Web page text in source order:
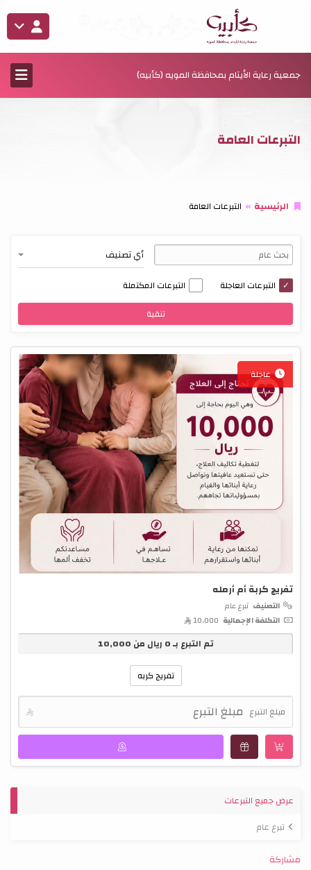
جمعية رعاية الأيتام بمحافظة المويه (كأبيه)
التبرعات العامة
الرئيسية التبرعات العامة
أي تصنيف
التبرعات العاجلة
التبرعات المكتملة
تنقية
عاجلة
تفريج كربة أم أرمله
التصنيف تبرع عام
التكلفة الإجمالية
تم التبرع بـ0 ريال من 10,000
تفريج كربه
مبلغ التبرع 
عرض جميع التبرعات
تبرع عام
مشاركة